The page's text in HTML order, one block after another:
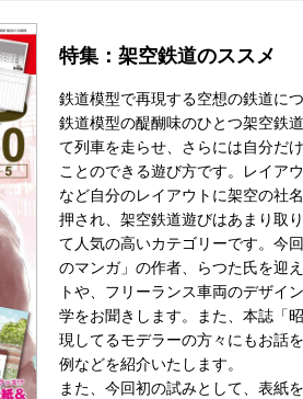
特集：架空鉄道のススメ
鉄道模型で再現する空想の鉄道に
鉄道模型の醍醐味のひとつ架空鉄
て列車を走らせ、さらには自分だ
ことのできる遊び方です。レイア
など自分のレイアウトに架空の社
押され、架空鉄道遊びはあまり取
て人気の高いカテゴリーです。今
のマンガ」の作者、らつた氏を迎
トや、フリーランス車両のデザイ
学をお聞きします。また、本誌「
現してるモデラーの方々にもお話
例などを紹介いたします。
また、今回初の試みとして、表紙